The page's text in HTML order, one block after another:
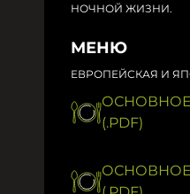
НОЧНОЙ ЖИЗНИ.
МЕНЮ
ЕВРОПЕЙСКАЯ И
(.PDF)